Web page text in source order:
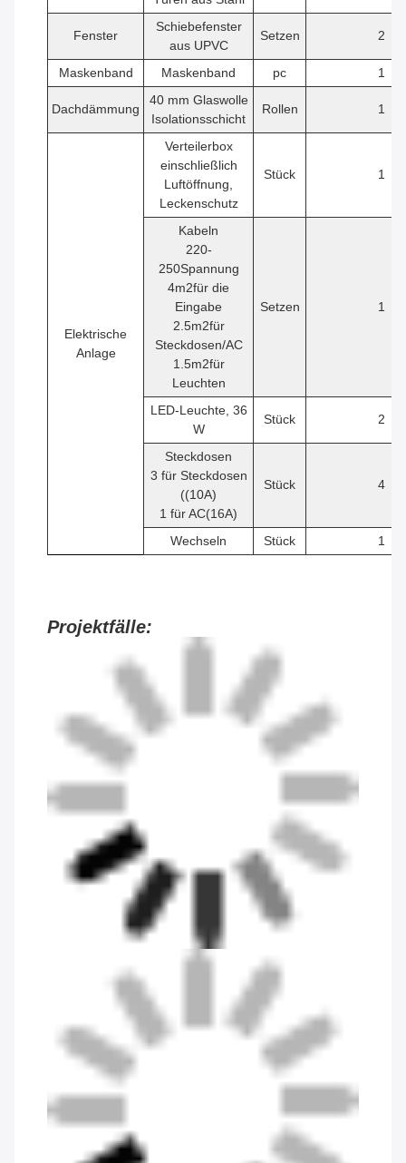
Fenster
Schiebefenster
aus UPVC
Setzen 2
Maskenband Maskenband pc 1
Dachdämmung
40 mm Glaswolle
Isolationsschicht
Rollen 1
Elektrische
Anlage
Verteilerbox
einschließlich
Luftöffnung,
Leckenschutz
Stück 1
Kabeln
220-
250Spannung
4m2für die
Eingabe
2.5m2für
Steckdosen/AC
1.5m2für
Leuchten
Setzen 1
LED-Leuchte, 36
W
Stück 2
Steckdosen
3 für Steckdosen
((10A)
1 für AC(16A)
Stück 4
Wechseln Stück 1
Projektfälle: